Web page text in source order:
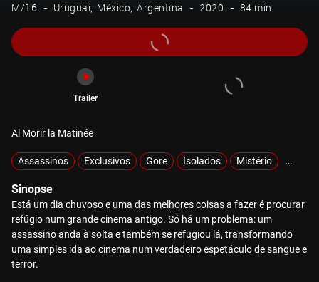
M/16 Uruguai México Argentina 2020 84 min
Trailer
Al Morir la Matinée
Assassinos Exclusivos Gore Isolados Mistério
Sinopse
Está um dia chuvoso e uma das melhores coisas a fazer é procurar
refúgio num grande cinema antigo. Só há um problema: um
assassino anda à solta e também se refugiou lá, transformando
uma simples ida ao cinema num verdadeiro espetáculo de sangue e
terror.